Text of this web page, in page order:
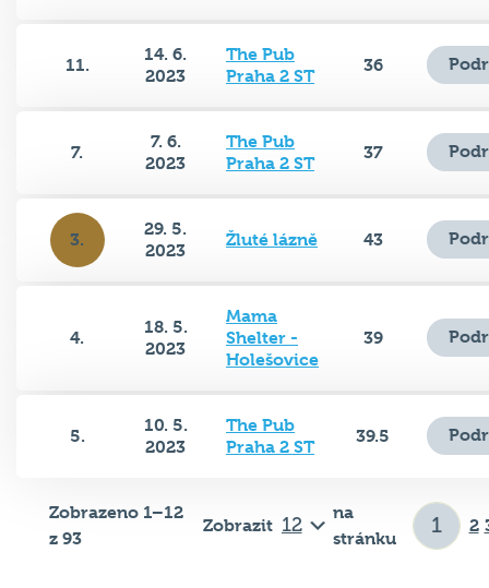
11.
14. 6.
2023
The Pub
Praha 2 ST
36
7.
7. 6.
2023
The Pub
Praha 2 ST
37
3.
29. 5.
2023
Žluté lázně 43
4.
18. 5.
2023
Mama
Shelter -
Holešovice
39
5.
10. 5.
2023
The Pub
Praha 2 ST
39.5
Zobrazeno 1–12
z 93
Zobrazit
na
stránku
2